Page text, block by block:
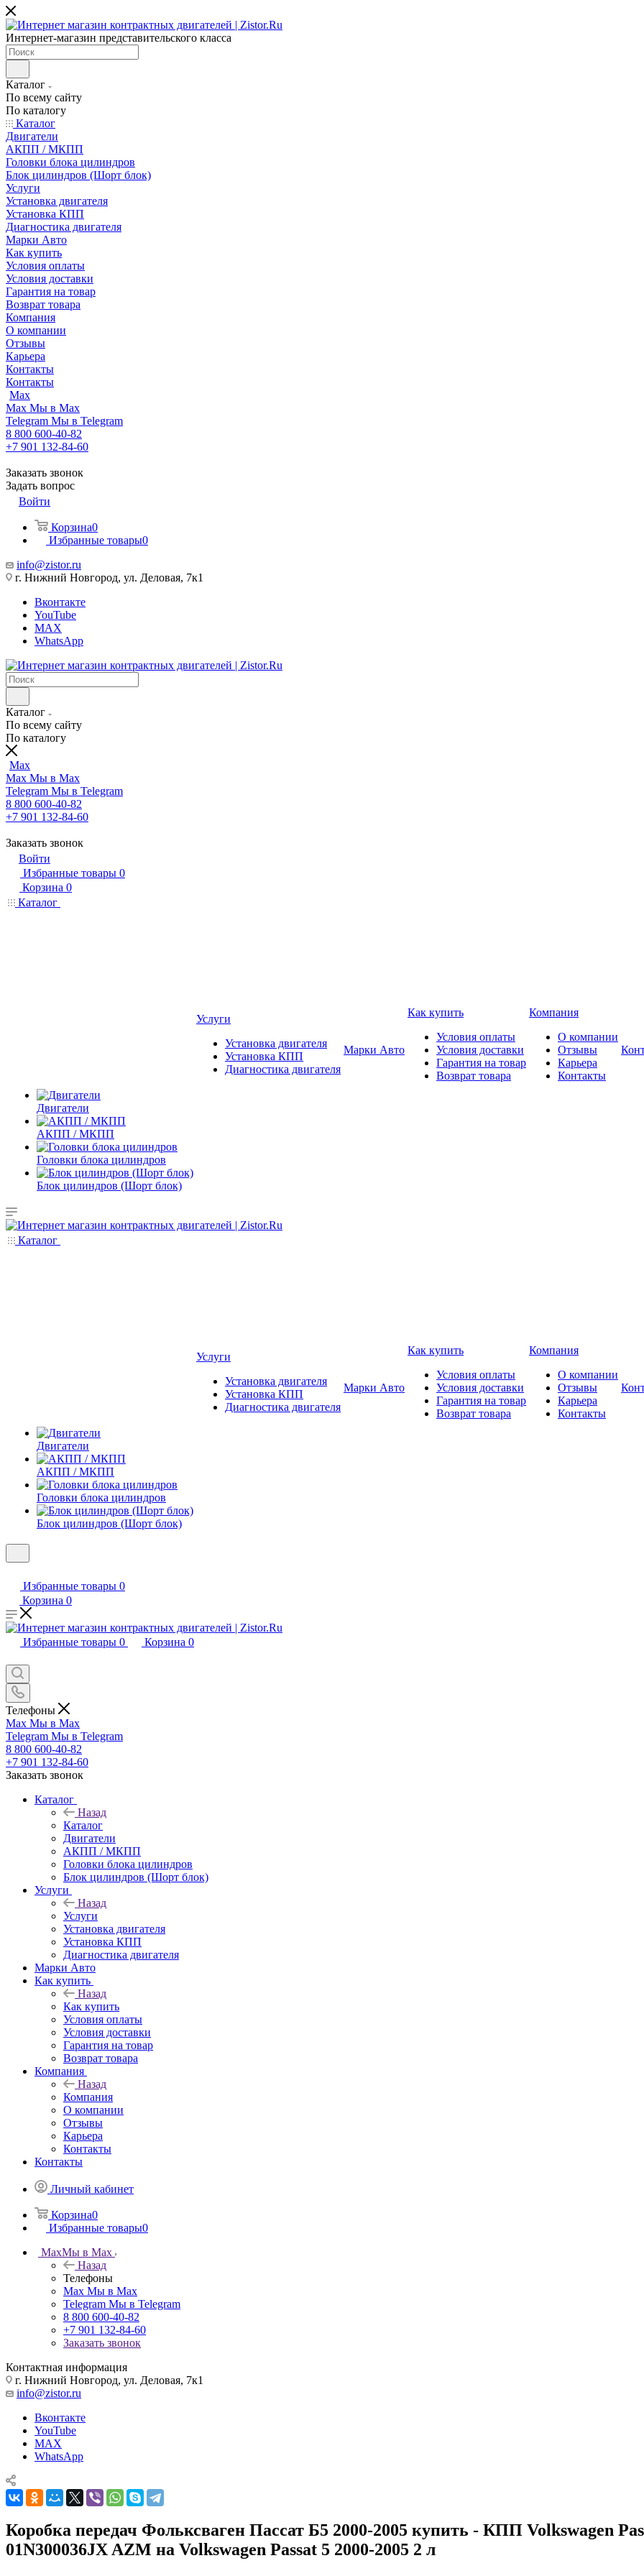
Интернет-магазин представительского класса
Каталог
По всему сайту
По каталогу
Каталог
Двигатели
АКПП / МКПП
Головки блока цилиндров
Блок цилиндров (Шорт блок)
Услуги
Установка двигателя
Установка КПП
Диагностика двигателя
Марки Авто
Как купить
Условия оплаты
Условия доставки
Гарантия на товар
Возврат товара
Компания
О компании
Отзывы
Карьера
Контакты
Контакты
Max
Max Мы в Max
Telegram Мы в Telegram
8 800 600-40-82
+7 901 132-84-60
Заказать звонок
Задать вопрос
Войти
Корзина0
Избранные товары0
info@zistor.ru
г. Нижний Новгород, ул. Деловая, 7к1
Вконтакте
YouTube
MAX
WhatsApp
Каталог
По всему сайту
По каталогу
Max
Max Мы в Max
Telegram Мы в Telegram
8 800 600-40-82
+7 901 132-84-60
Заказать звонок
Войти
Избранные товары 0
Корзина 0
Каталог
Двигатели
АКПП / МКПП
Головки блока цилиндров
Блок цилиндров (Шорт блок)
Услуги
Установка двигателя
Установка КПП
Диагностика двигателя
Марки Авто
Как купить
Условия оплаты
Условия доставки
Гарантия на товар
Возврат товара
Компания
О компании
Отзывы
Карьера
Контакты
Каталог
Двигатели
АКПП / МКПП
Головки блока цилиндров
Блок цилиндров (Шорт блок)
Услуги
Установка двигателя
Установка КПП
Диагностика двигателя
Марки Авто
Как купить
Условия оплаты
Условия доставки
Гарантия на товар
Возврат товара
Компания
О компании
Отзывы
Карьера
Контакты
Избранные товары 0
Корзина 0
Избранные товары 0 Корзина 0
Телефоны
Max Мы в Max
Telegram Мы в Telegram
8 800 600-40-82
+7 901 132-84-60
Заказать звонок
Каталог
Назад
Каталог
Двигатели
АКПП / МКПП
Головки блока цилиндров
Блок цилиндров (Шорт блок)
Услуги
Назад
Услуги
Установка двигателя
Установка КПП
Диагностика двигателя
Марки Авто
Как купить
Назад
Как купить
Условия оплаты
Условия доставки
Гарантия на товар
Возврат товара
Компания
Назад
Компания
О компании
Отзывы
Карьера
Контакты
Контакты
Личный кабинет
Корзина0
Избранные товары0
MaxМы в Max
Назад
Телефоны
Max Мы в Max
Telegram Мы в Telegram
8 800 600-40-82
+7 901 132-84-60
Заказать звонок
Контактная информация
г. Нижний Новгород, ул. Деловая, 7к1
info@zistor.ru
Вконтакте
YouTube
MAX
WhatsApp
Коробка передач Фольксваген Пассат Б5 2000-2005 купить - КПП Volkswagen
01N300036JX AZM на Volkswagen Passat 5 2000-2005 2 л